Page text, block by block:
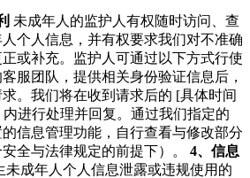
未成年人的监护人有权随时访问、查
个人信息，并有权要求我们对不准确
或补充。监护人可通过以下方式行使
服团队，提供相关身份验证信息后，
。我们将在收到请求后的 [具体时间
进行处理并回复。通过我们指定的
信息管理功能，自行查看与修改部分
全与法律规定的前提下）。 4、信息
未成年人个人信息泄露或违规使用的